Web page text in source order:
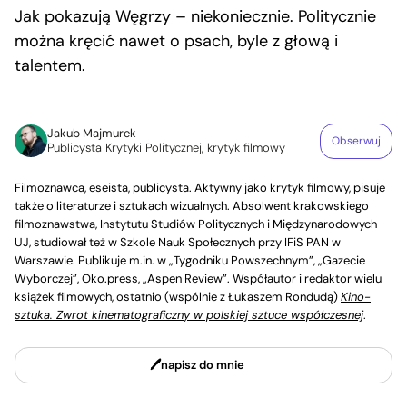
Jak pokazują Węgrzy – niekoniecznie. Politycznie
można kręcić nawet o psach, byle z głową i
talentem.
Jakub Majmurek
Publicysta Krytyki Politycznej, krytyk filmowy
Obserwuj
Filmoznawca, eseista, publicysta. Aktywny jako krytyk filmowy, pisuje
także o literaturze i sztukach wizualnych. Absolwent krakowskiego
filmoznawstwa, Instytutu Studiów Politycznych i Międzynarodowych
UJ, studiował też w Szkole Nauk Społecznych przy IFiS PAN w
Warszawie. Publikuje m.in. w „Tygodniku Powszechnym”, „Gazecie
Wyborczej”, Oko.press, „Aspen Review”. Współautor i redaktor wielu
książek filmowych, ostatnio (wspólnie z Łukaszem Rondudą)Kino-
sztuka. Zwrot kinematograficzny w polskiej sztuce współczesnej.
napisz do mnie